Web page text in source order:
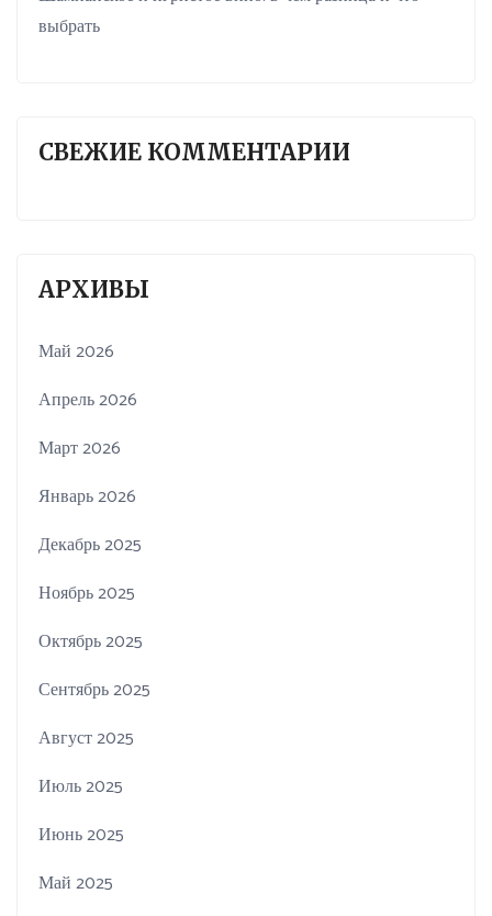
выбрать
СВЕЖИЕ КОММЕНТАРИИ
АРХИВЫ
Май 2026
Апрель 2026
Март 2026
Январь 2026
Декабрь 2025
Ноябрь 2025
Октябрь 2025
Сентябрь 2025
Август 2025
Июль 2025
Июнь 2025
Май 2025